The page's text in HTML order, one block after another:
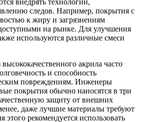
внедрять технологии,
следов. Например, покрытия с
к жиру и загрязнениям
доступными на рынке. Для улучшения
используются различные смеси
высококачественного акрила часто
и способность
повреждениям. Инженеры
покрытия обычно наносятся в три
защиту от внешних
даже лучшие материалы требуют
этого рекомендуется использовать